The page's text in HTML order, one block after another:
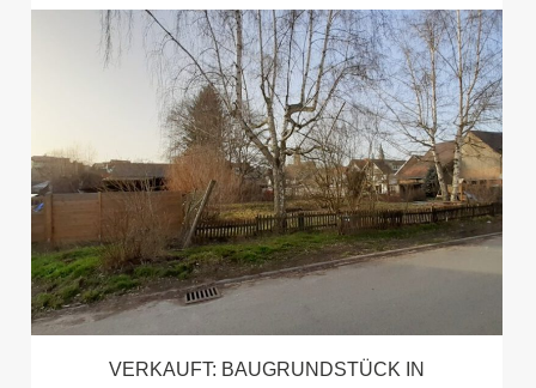
VERKAUFT: BAUGRUNDSTÜCK IN